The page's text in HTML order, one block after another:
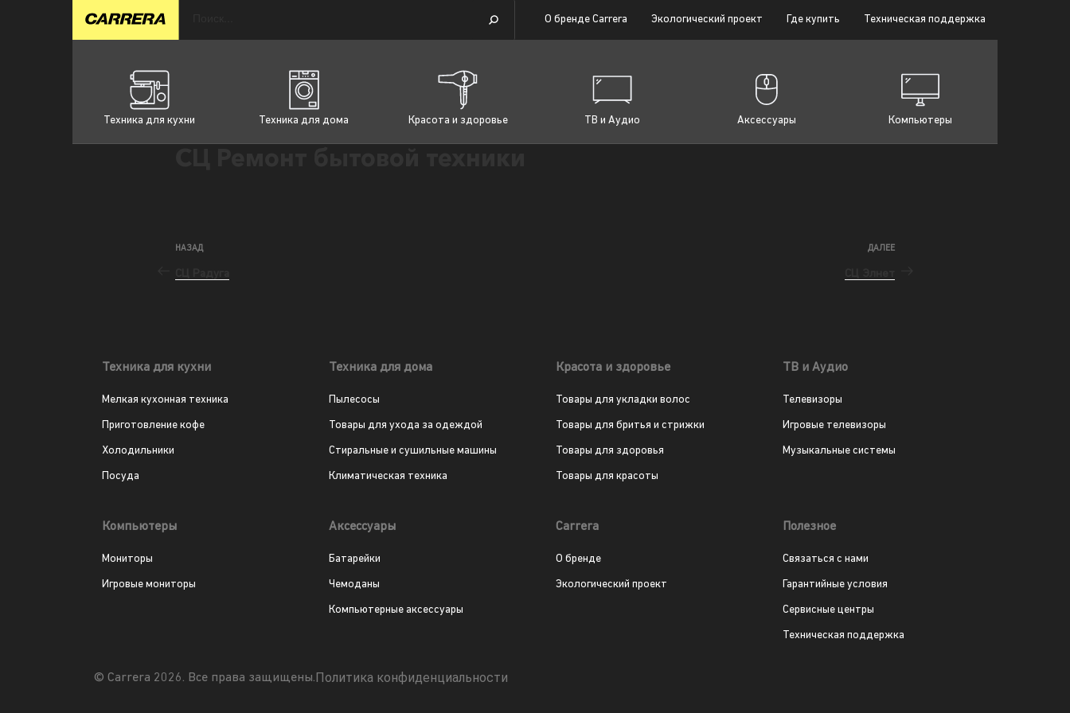
О бренде Carrera Экологический проект Где купить Техническая поддержка
Техника для кухни Техника для дома Красота и здоровье ТВ и Аудио Аксессуары Компьютеры
НАЗАД ДАЛЕЕ
Техника для кухни
Мелкая кухонная техника
Приготовление кофе
Холодильники
Посуда
Техника для дома
Пылесосы
Товары для ухода за одеждой
Стиральные и сушильные машины
Климатическая техника
Красота и здоровье
Товары для укладки волос
Товары для бритья и стрижки
Товары для здоровья
Товары для красоты
ТВ и Аудио
Телевизоры
Игровые телевизоры
Музыкальные системы
Компьютеры
Мониторы
Игровые мониторы
Аксессуары
Батарейки
Чемоданы
Компьютерные аксессуары
Carrera
О бренде
Экологический проект
Полезное
Связаться с нами
Гарантийные условия
Сервисные центры
Техническая поддержка
© Carrera 2026. Все права защищены.Политика конфиденциальности